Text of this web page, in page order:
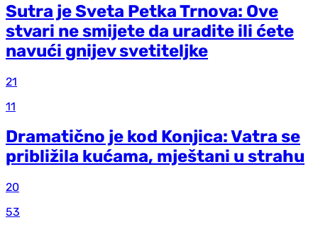
Sutra je Sveta Petka Trnova: Ove
stvari ne smijete da uradite ili ćete
navući gnijev svetiteljke
21
11
Dramatično je kod Konjica: Vatra se
približila kućama, mještani u strahu
20
53